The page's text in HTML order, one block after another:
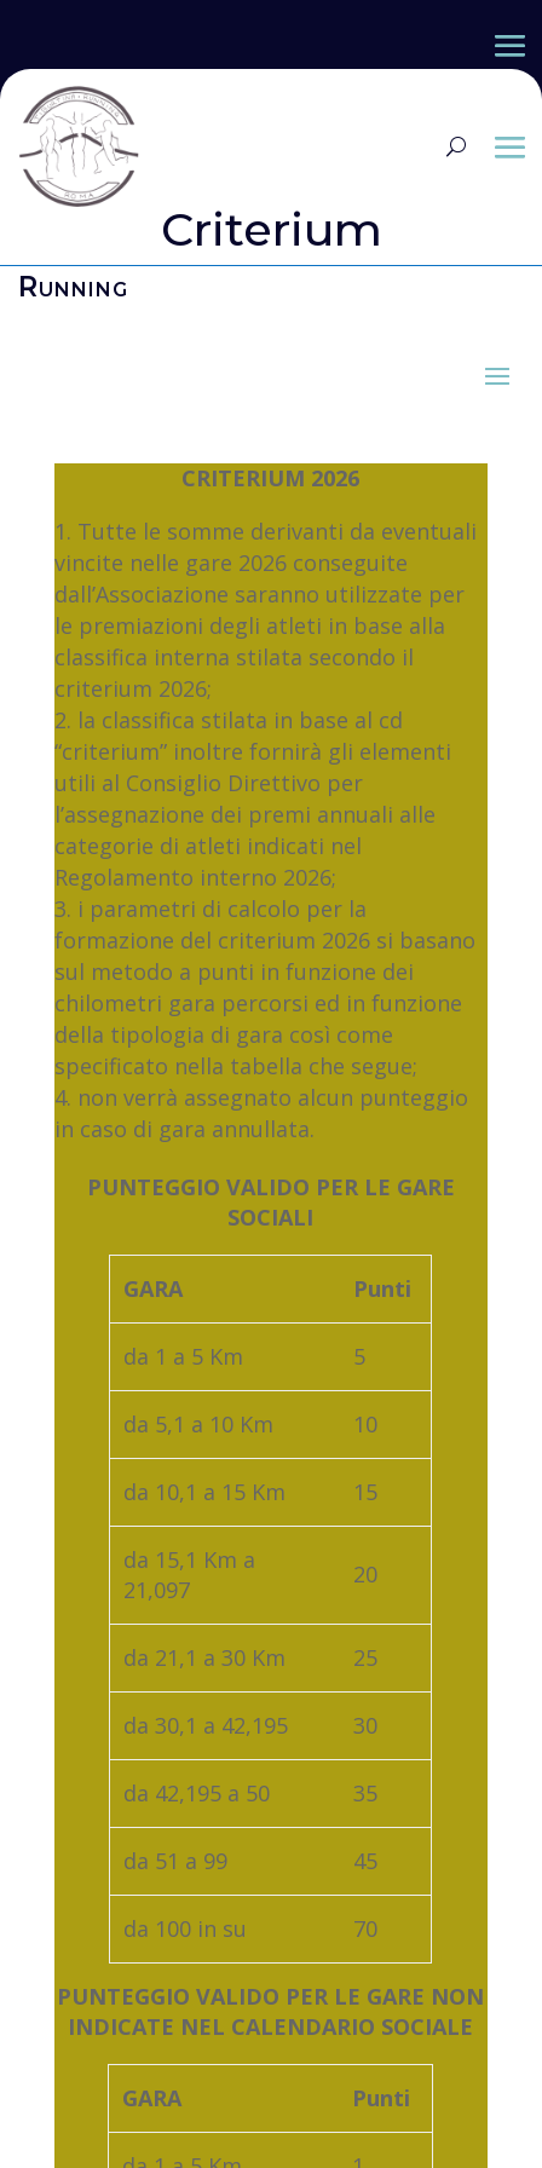
Criterium
Running
CRITERIUM 2026
Tutte le somme derivanti da eventuali
vincite nelle gare 2026 conseguite
dall’Associazione saranno utilizzate per
le premiazioni degli atleti in base alla
classifica interna stilata secondo il
criterium 2026;
la classifica stilata in base al cd
“criterium” inoltre fornirà gli elementi
utili al Consiglio Direttivo per
l’assegnazione dei premi annuali alle
categorie di atleti indicati nel
Regolamento interno 2026;
i parametri di calcolo per la
formazione del criterium 2026 si basano
sul metodo a punti in funzione dei
chilometri gara percorsi ed in funzione
della tipologia di gara così come
specificato nella tabella che segue;
non verrà assegnato alcun punteggio
in caso di gara annullata.
PUNTEGGIO VALIDO PER LE GARE
SOCIALI
GARA Punti
da 1 a 5 Km 5
da 5,1 a 10 Km 10
da 10,1 a 15 Km 15
da 15,1 Km a
21,097
20
da 21,1 a 30 Km 25
da 30,1 a 42,195 30
da 42,195 a 50 35
da 51 a 99 45
da 100 in su 70
PUNTEGGIO VALIDO PER LE GARE NON
INDICATE NEL CALENDARIO SOCIALE
GARA Punti